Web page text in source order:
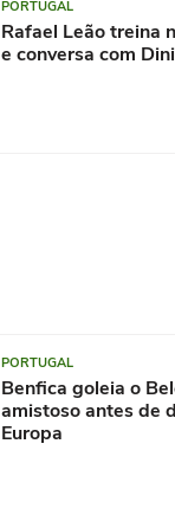
PORTUGAL
Rafael Leão treina
e conversa com
PORTUGAL
Benfica goleia o
amistoso antes de
Europa